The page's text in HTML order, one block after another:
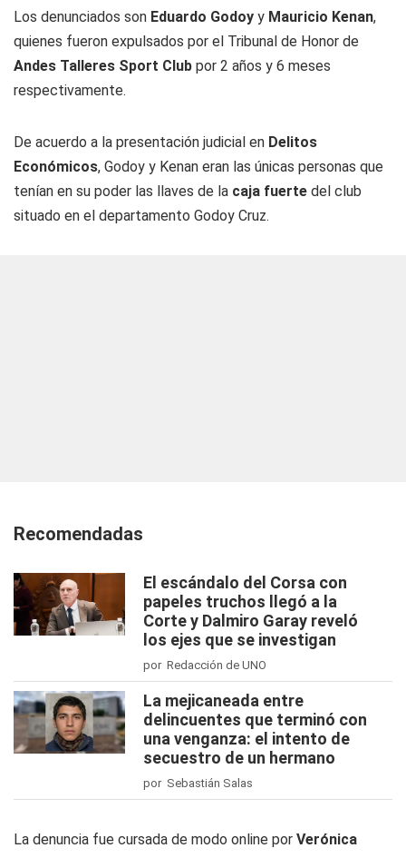
Los denunciados son Eduardo Godoy y Mauricio Kenan,
quienes fueron expulsados por el Tribunal de Honor de
Andes Talleres Sport Club por 2 años y 6 meses
respectivamente.
De acuerdo a la presentación judicial en Delitos
Económicos, Godoy y Kenan eran las únicas personas que
tenían en su poder las llaves de la caja fuerte del club
situado en el departamento Godoy Cruz.
Recomendadas
El escándalo del Corsa con
papeles truchos llegó a la
Corte y Dalmiro Garay reveló
los ejes que se investigan
por Redacción de UNO
La mejicaneada entre
delincuentes que terminó con
una venganza: el intento de
secuestro de un hermano
por Sebastián Salas
La denuncia fue cursada de modo online por Verónica